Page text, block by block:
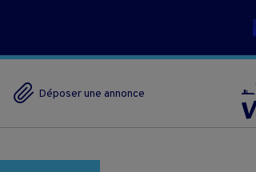
Déposer une annonce